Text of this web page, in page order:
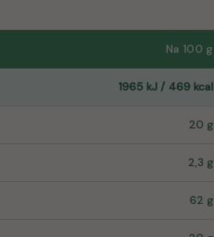
Na 100 g
1965 kJ / 469 kcal
20 g
2,3 g
62 g